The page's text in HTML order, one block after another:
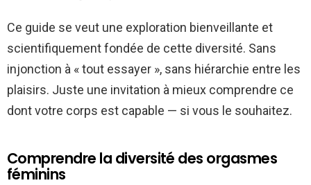
Ce guide se veut une exploration bienveillante et
scientifiquement fondée de cette diversité. Sans
injonction à « tout essayer », sans hiérarchie entre les
plaisirs. Juste une invitation à mieux comprendre ce
dont votre corps est capable — si vous le souhaitez.
Comprendre la diversité des orgasmes
féminins